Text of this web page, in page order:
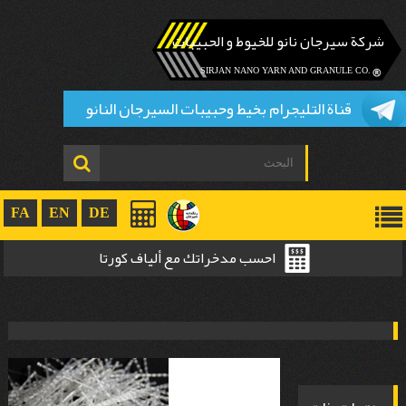
شركة سيرجان نانو للخيوط و الحبيبات
.SIRJAN NANO YARN AND GRANULE CO
قناة التليجرام بخيط وحبيبات السيرجان النانو
FA EN DE
احسب مدخراتك مع ألياف کورتا